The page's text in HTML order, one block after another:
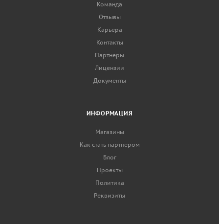
Команда
Отзывы
Карьера
Контакты
Партнеры
Лицензии
Документы
ИНФОРМАЦИЯ
Магазины
Как стать партнером
Блог
Проекты
Политика
Реквизиты